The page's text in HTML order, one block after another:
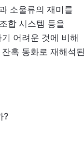
소울류의 재미를
합 시스템 등을
어려운 것에 비해
혹 동화로 재해석된
?